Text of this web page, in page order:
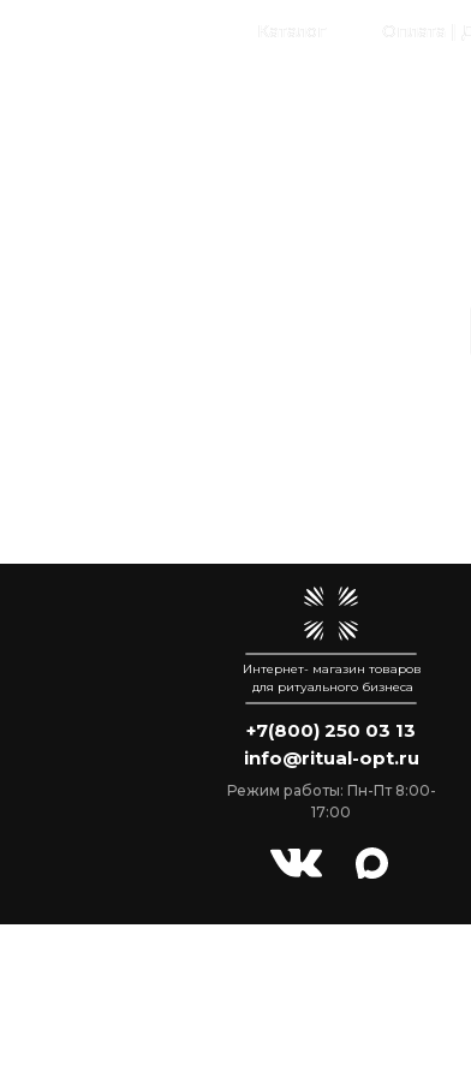
Режим работы: Пн-Пт 8:00-
17:00
Интернет- магазин товаров
для ритуального бизнеса
+7(800) 250 03 13
info@ritual-opt.ru